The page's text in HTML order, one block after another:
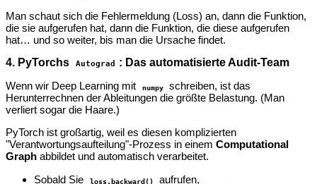
Man schaut sich die Fehlermeldung (Loss) an, dann die Funktion,
die sie aufgerufen hat, dann die Funktion, die diese aufgerufen
hat… und so weiter, bis man die Ursache findet.
4. PyTorchs
Autograd
: Das automatisierte Audit-Team
Wenn wir Deep Learning mit
numpy
schreiben, ist das
Herunterrechnen der Ableitungen die größte Belastung. (Man
verliert sogar die Haare.)
PyTorch ist großartig, weil es diesen komplizierten
"Verantwortungsaufteilung"-Prozess in einem Computational
Graph abbildet und automatisch verarbeitet.
Sobald Sie
loss.backward()
aufrufen,